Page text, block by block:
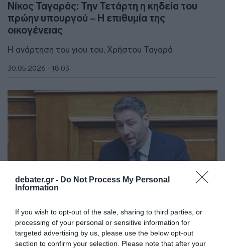
debater.gr - Do Not Process My Personal
Information
If you wish to opt-out of the sale, sharing to third parties, or
processing of your personal or sensitive information for
targeted advertising by us, please use the below opt-out
section to confirm your selection. Please note that after your
Νίκος Ταγαράς: Την Τετάρτη η κηδεία του
πρώην υπουργού – Η επιθυμία της
οικογένειας
Η ανάρτηση του γιου του, Χρήστου Ταγαρά
30.05.2026 - 18:03
ΠΟΛΙΤΙΚΗ